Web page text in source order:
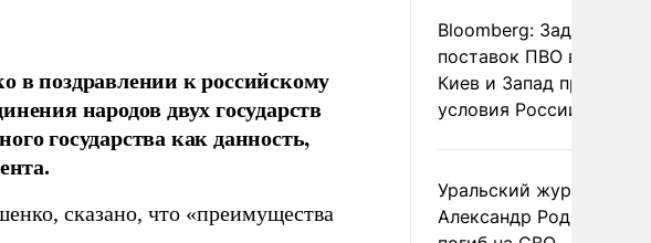
в поздравлении к российскому
народов двух государств
государства как данность,
сказано, что «преимущества
Bloomberg: Задержка
поставок ПВО вынудит
Киев и Запад принять
условия России
Уральский журналист
Александр Родионов